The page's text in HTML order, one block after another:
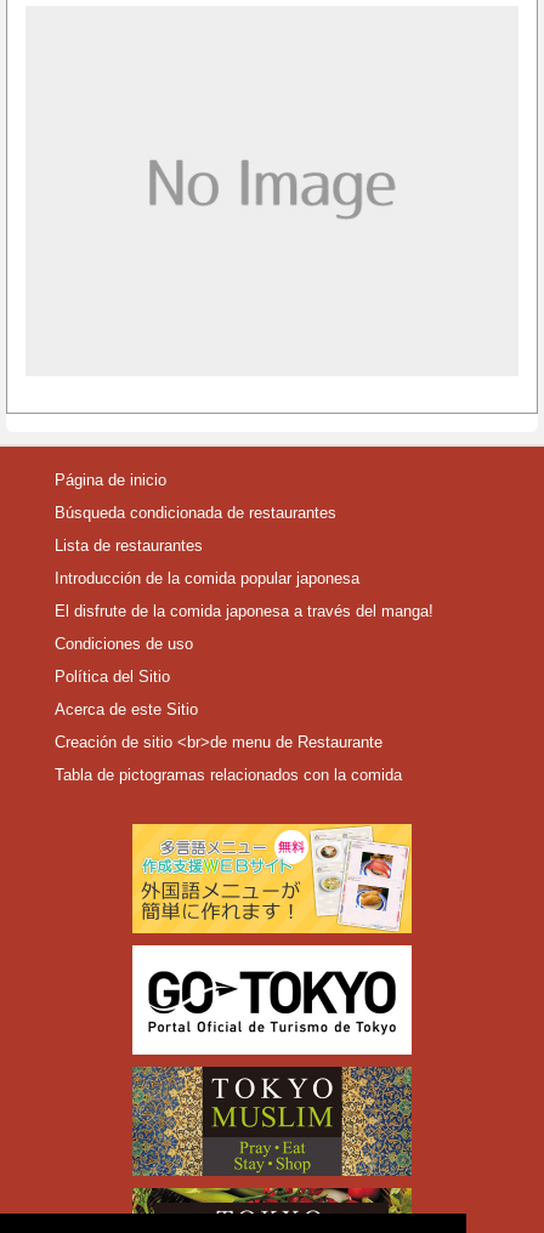
Página de inicio
Búsqueda condicionada de restaurantes
Lista de restaurantes
Introducción de la comida popular japonesa
El disfrute de la comida japonesa a través del manga!
Condiciones de uso
Política del Sitio
Acerca de este Sitio
Creación de sitio <br>de menu de Restaurante
Tabla de pictogramas relacionados con la comida